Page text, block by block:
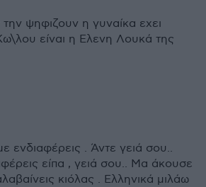
ψηφιζουν η γυναίκα εχει
είναι η Ελενη Λουκά της
ενδιαφέρεις . Άντε γειά σου..
είπα , γειά σου.. Μα άκουσε
κιόλας . Ελληνικά μιλάω